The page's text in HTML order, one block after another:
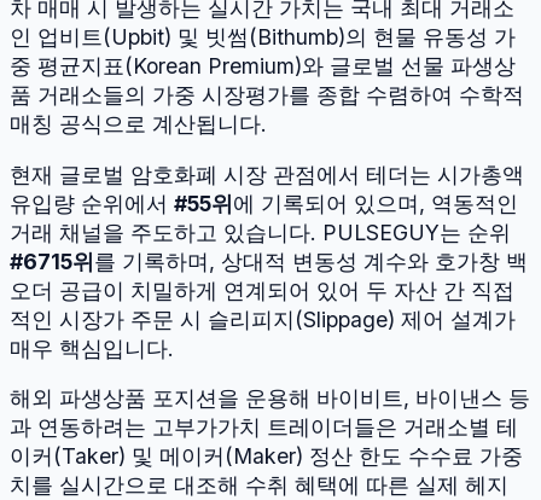
차 매매 시 발생하는 실시간 가치는 국내 최대 거래소
인 업비트(Upbit) 및 빗썸(Bithumb)의 현물 유동성 가
중 평균지표(Korean Premium)와 글로벌 선물 파생상
품 거래소들의 가중 시장평가를 종합 수렴하여 수학적
매칭 공식으로 계산됩니다.
현재 글로벌 암호화폐 시장 관점에서 테더는 시가총액
유입량 순위에서 #55위에 기록되어 있으며, 역동적인
거래 채널을 주도하고 있습니다. PULSEGUY는 순위
#6715위를 기록하며, 상대적 변동성 계수와 호가창 백
오더 공급이 치밀하게 연계되어 있어 두 자산 간 직접
적인 시장가 주문 시 슬리피지(Slippage) 제어 설계가
매우 핵심입니다.
해외 파생상품 포지션을 운용해 바이비트, 바이낸스 등
과 연동하려는 고부가가치 트레이더들은 거래소별 테
이커(Taker) 및 메이커(Maker) 정산 한도 수수료 가중
치를 실시간으로 대조해 수취 혜택에 따른 실제 헤지